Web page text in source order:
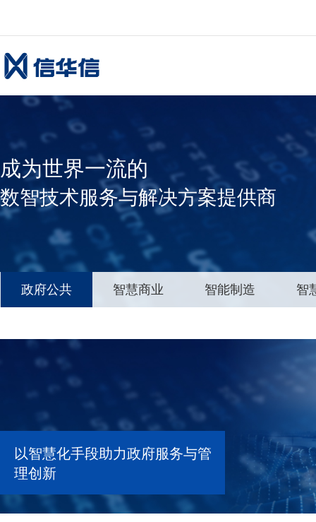
成为世界一流的
数智技术服务与解决方案提供商
政府公共 智慧商业 智能制造 智
以智慧化手段助力政府服务与管
理创新